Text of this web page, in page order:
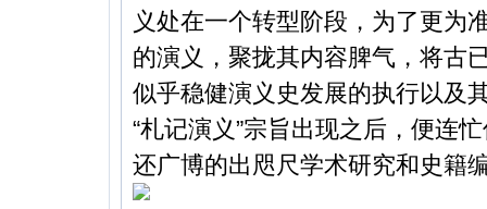
义处在一个转型阶段，为了更为
的演义，聚拢其内容脾气，将古
似乎稳健演义史发展的执行以及
“札记演义”宗旨出现之后，便连
还广博的出咫尺学术研究和史籍